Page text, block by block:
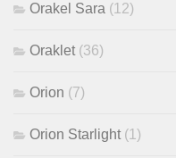
Orakel Sara (12)
Oraklet (36)
Orion (7)
Orion Starlight (1)